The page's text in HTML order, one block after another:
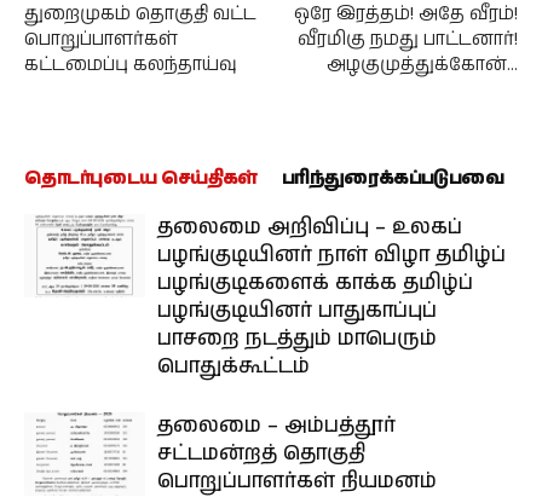
துறைமுகம் தொகுதி வட்ட
பொறுப்பாளர்கள்
கட்டமைப்பு கலந்தாய்வு
ஒரே இரத்தம்! அதே வீரம்!
வீரமிகு நமது பாட்டனார்!
அழகுமுத்துக்கோன்…
தொடர்புடைய செய்திகள் பரிந்துரைக்கப்படுபவை
தலைமை அறிவிப்பு – உலகப்
பழங்குடியினர் நாள் விழா தமிழ்ப்
பழங்குடிகளைக் காக்க தமிழ்ப்
பழங்குடியினர் பாதுகாப்புப்
பாசறை நடத்தும் மாபெரும்
பொதுக்கூட்டம்
தலைமை – அம்பத்தூர்
சட்டமன்றத் தொகுதி
பொறுப்பாளர்கள் நியமனம்